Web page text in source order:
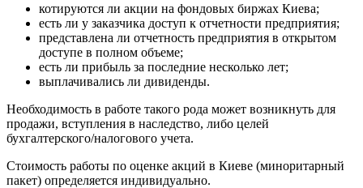
котируются ли акции на фондовых биржах Киева;
есть ли у заказчика доступ к отчетности предприятия;
представлена ли отчетность предприятия в открытом
доступе в полном объеме;
есть ли прибыль за последние несколько лет;
выплачивались ли дивиденды.
Необходимость в работе такого рода может возникнуть для
продажи, вступления в наследство, либо целей
бухгалтерского/налогового учета.
Стоимость работы по оценке акций в Киеве (миноритарный
пакет) определяется индивидуально.